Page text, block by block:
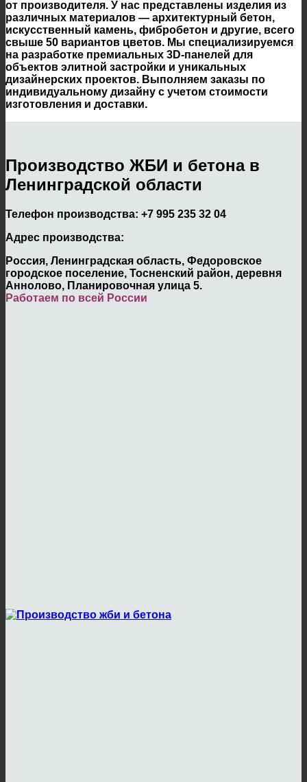
от производителя. У нас представлены изделия из
различных материалов — архитектурный бетон,
искусственный камень, фибробетон и другие, всего
свыше 50 вариантов цветов. Мы специализируемся
на разработке премиальных 3D-панелей для
объектов элитной застройки и уникальных
дизайнерских проектов. Выполняем заказы по
индивидуальному дизайну с учетом стоимости
изготовления и доставки.
Производство ЖБИ и бетона в
Ленинградской области
Телефон производства: +7 995 235 32 04
Адрес производства:
Россия, Ленинградская область, Федоровское
городское поселение, Тосненский район, деревня
Аннолово, Планировочная улица 5.
Работаем по всей России